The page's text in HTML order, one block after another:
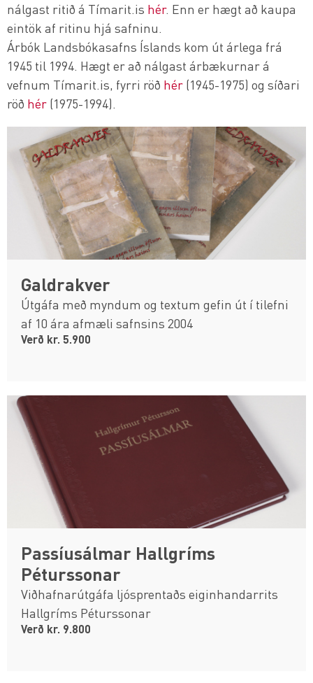
nálgast ritið á Tímarit.is hér. Enn er hægt að kaupa
eintök af ritinu hjá safninu.
Árbók Landsbókasafns Íslands kom út árlega frá
1945 til 1994. Hægt er að nálgast árbækurnar á
vefnum Tímarit.is, fyrri röð hér (1945-1975) og síðari
röð hér (1975-1994).
Galdrakver
Útgáfa með myndum og textum gefin út í tilefni
af 10 ára afmæli safnsins 2004
Verð kr. 5.900
Passíusálmar Hallgríms
Péturssonar
Viðhafnarútgáfa ljósprentaðs eiginhandarrits
Hallgríms Péturssonar
Verð kr. 9.800